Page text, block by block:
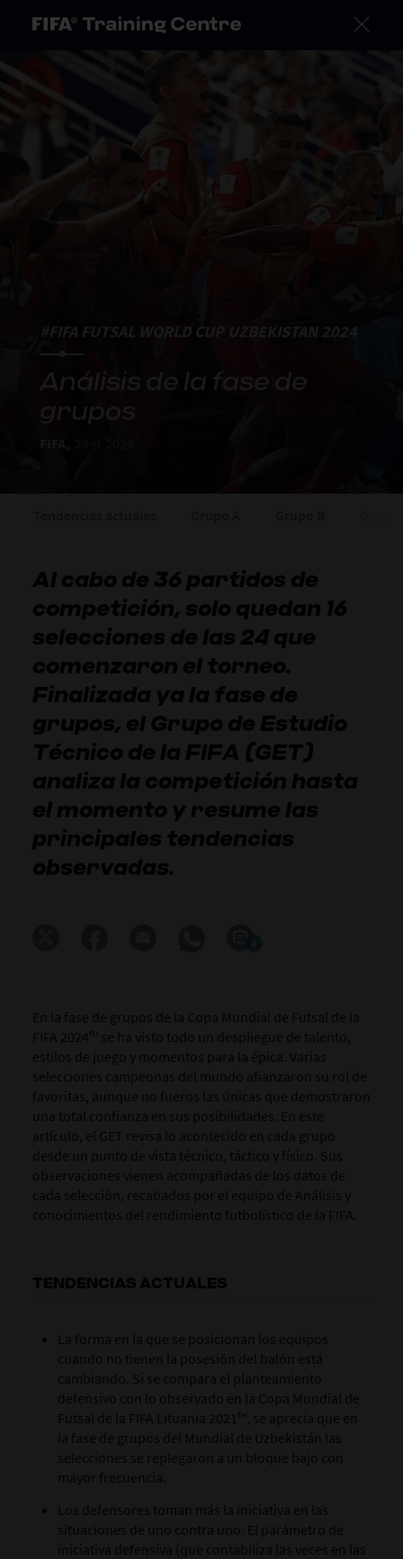
#FIFA FUTSAL WORLD CUP UZBEKISTAN 2024
Análisis de la fase de
grupos
Al cabo de 36 partidos de
competición, solo quedan 16
selecciones de las 24 que
comenzaron el torneo.
Finalizada ya la fase de
grupos, el Grupo de Estudio
Técnico de la FIFA (GET)
analiza la competición hasta
el momento y resume las
principales tendencias
observadas.
En la fase de grupos de la Copa Mundial de Futsal de la
FIFA 2024™ se ha visto todo un despliegue de talento,
estilos de juego y momentos para la épica. Varias
selecciones campeonas del mundo afianzaron su rol de
favoritas, aunque no fueros las únicas que demostraron
una total confianza en sus posibilidades. En este
artículo, el GET revisa lo acontecido en cada grupo
desde un punto de vista técnico, táctico y físico. Sus
observaciones vienen acompañadas de los datos de
cada selección, recabados por el equipo de Análisis y
conocimientos del rendimiento futbolístico de la FIFA.
TENDENCIAS ACTUALES
La forma en la que se posicionan los equipos
cuando no tienen la posesión del balón está
cambiando. Si se compara el planteamiento
defensivo con lo observado en la Copa Mundial de
Futsal de la FIFA Lituania 2021™, se aprecia que en
la fase de grupos del Mundial de Uzbekistán las
selecciones se replegaron a un bloque bajo con
mayor frecuencia.
Los defensores toman más la iniciativa en las
situaciones de uno contra uno. El parámetro de
iniciativa defensiva (que contabiliza las veces en las